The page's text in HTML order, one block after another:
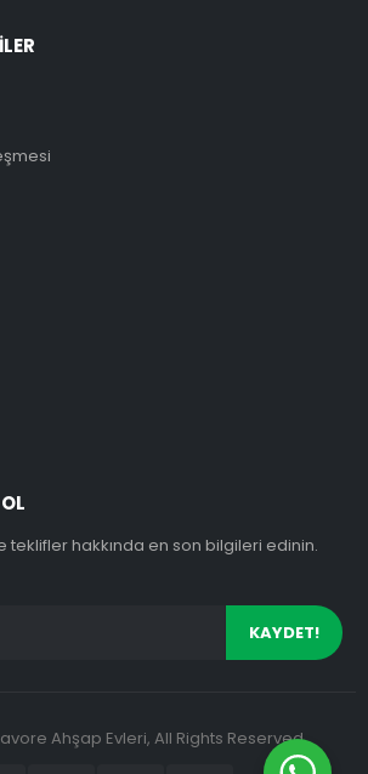
teklifler hakkında en son bilgileri edinin.
Ahşap Evleri, All Rights Reserved